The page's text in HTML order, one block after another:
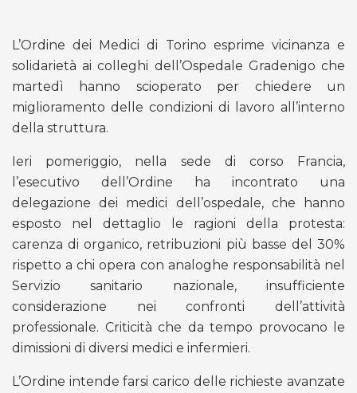
L’Ordine dei Medici di Torino esprime vicinanza e
solidarietà ai colleghi dell’Ospedale Gradenigo che
martedì hanno scioperato per chiedere un
miglioramento delle condizioni di lavoro all’interno
della struttura.
Ieri pomeriggio, nella sede di corso Francia,
l’esecutivo dell’Ordine ha incontrato una
delegazione dei medici dell’ospedale, che hanno
esposto nel dettaglio le ragioni della protesta:
carenza di organico, retribuzioni più basse del 30%
rispetto a chi opera con analoghe responsabilità nel
Servizio sanitario nazionale, insufficiente
considerazione nei confronti dell’attività
professionale. Criticità che da tempo provocano le
dimissioni di diversi medici e infermieri.
L’Ordine intende farsi carico delle richieste avanzate